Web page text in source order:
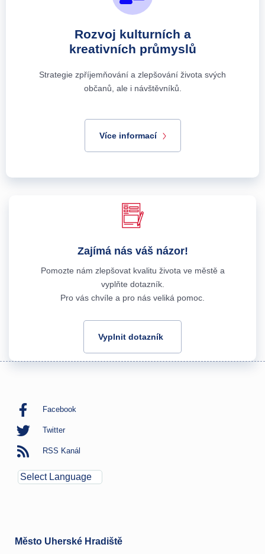
Rozvoj kulturních a
kreativních průmyslů
Strategie zpříjemňování a zlepšování života svých
občanů, ale i návštěvníků.
Více informací
Zajímá nás váš názor!
Pomozte nám zlepšovat kvalitu života ve městě a
vyplňte dotazník.
Pro vás chvíle a pro nás veliká pomoc.
Vyplnit dotazník
Facebook
Twitter
RSS Kanál
Město Uherské Hradiště